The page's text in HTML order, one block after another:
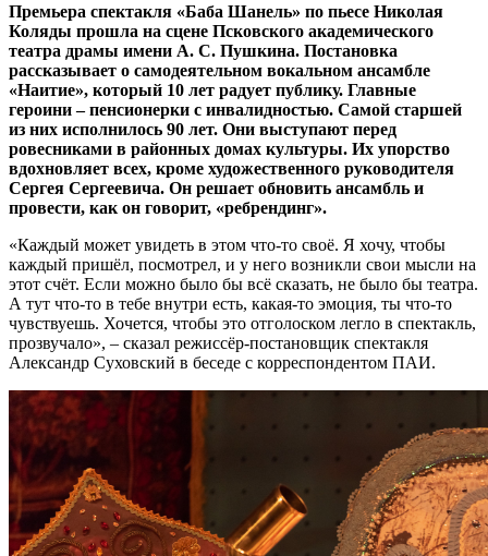
Премьера спектакля «Баба Шанель» по пьесе Николая
Коляды прошла на сцене Псковского академического
театра драмы имени А. С. Пушкина. Постановка
рассказывает о самодеятельном вокальном ансамбле
«Наитие», который 10 лет радует публику. Главные
героини – пенсионерки с инвалидностью. Самой старшей
из них исполнилось 90 лет. Они выступают перед
ровесниками в районных домах культуры. Их упорство
вдохновляет всех, кроме художественного руководителя
Сергея Сергеевича. Он решает обновить ансамбль и
провести, как он говорит, «ребрендинг».
«Каждый может увидеть в этом что-то своё. Я хочу, чтобы
каждый пришёл, посмотрел, и у него возникли свои мысли на
этот счёт. Если можно было бы всё сказать, не было бы театра.
А тут что-то в тебе внутри есть, какая-то эмоция, ты что-то
чувствуешь. Хочется, чтобы это отголоском легло в спектакль,
прозвучало», – сказал режиссёр-постановщик спектакля
Александр Суховский в беседе с корреспондентом ПАИ.